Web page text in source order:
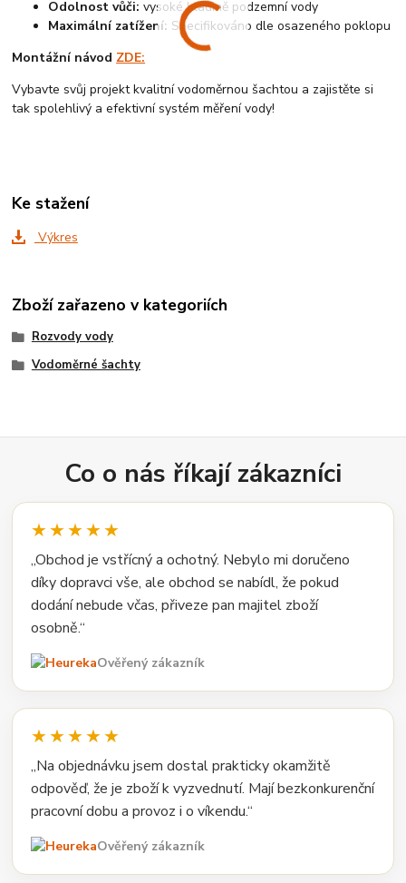
Odolnost vůči: vysoké hladině podzemní vody
Maximální zatížení: Specifikováno dle osazeného poklopu
Montážní návod ZDE:
Vybavte svůj projekt kvalitní vodoměrnou šachtou a zajistěte si
tak spolehlivý a efektivní systém měření vody!
Ke stažení
Výkres
Zboží zařazeno v kategoriích
Rozvody vody
Vodoměrné šachty
Co o nás říkají zákazníci
★★★★★
„Obchod je vstřícný a ochotný. Nebylo mi doručeno
díky dopravci vše, ale obchod se nabídl, že pokud
dodání nebude včas, přiveze pan majitel zboží
osobně.“
Ověřený zákazník
★★★★★
„Na objednávku jsem dostal prakticky okamžitě
odpověď, že je zboží k vyzvednutí. Mají bezkonkurenční
pracovní dobu a provoz i o víkendu.“
Ověřený zákazník